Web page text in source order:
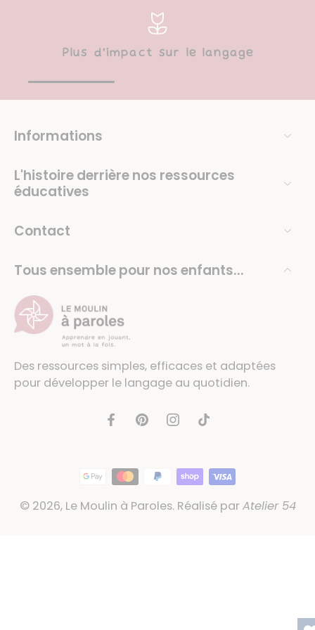
Plus d’impact sur le langage
Informations
L'histoire derrière nos ressources
éducatives
Contact
Tous ensemble pour nos enfants...
Des ressources simples, efficaces et adaptées
pour développer le langage au quotidien.
© 2026, Le Moulin à Paroles. Réalisé parAtelier 54